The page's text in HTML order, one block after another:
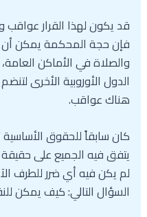
قد يكون لهذا القرار عواقب
فإن حجة المحكمة يمكن أن
والصلاة في الأماكن
الدول الأوروبية الأخرى
هناك عواقب.
كان سابقاً للحقوق
يتفق فيه الجميع على حقيقة
لم يكن فيه أي ضرر للطرف
السؤال التالي: كيف يمكن